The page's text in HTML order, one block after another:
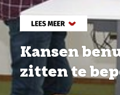
Kansen
zitten te